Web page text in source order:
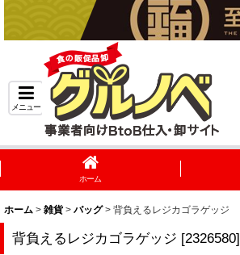
メニュー
ホーム
ホーム > 雑貨 > バッグ > 背負えるレジカゴラゲッジ
背負えるレジカゴラゲッジ [2326580]